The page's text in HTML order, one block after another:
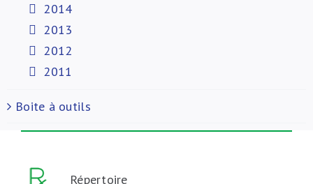
2014
2013
2012
2011
Boite à outils
Répertoire